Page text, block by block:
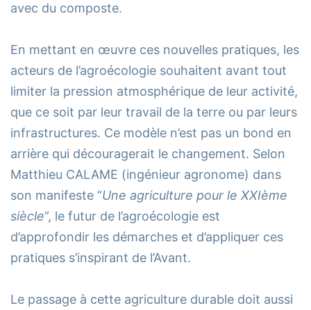
avec du composte.
En mettant en œuvre ces nouvelles pratiques, les
acteurs de l’agroécologie souhaitent avant tout
limiter la pression atmosphérique de leur activité,
que ce soit par leur travail de la terre ou par leurs
infrastructures. Ce modèle n’est pas un bond en
arrière qui découragerait le changement. Selon
Matthieu CALAME (ingénieur agronome) dans
son manifeste “Une agriculture pour le XXIème
siècle”, le futur de l’agroécologie est
d’approfondir les démarches et d’appliquer ces
pratiques s’inspirant de l’Avant.
Le passage à cette agriculture durable doit aussi